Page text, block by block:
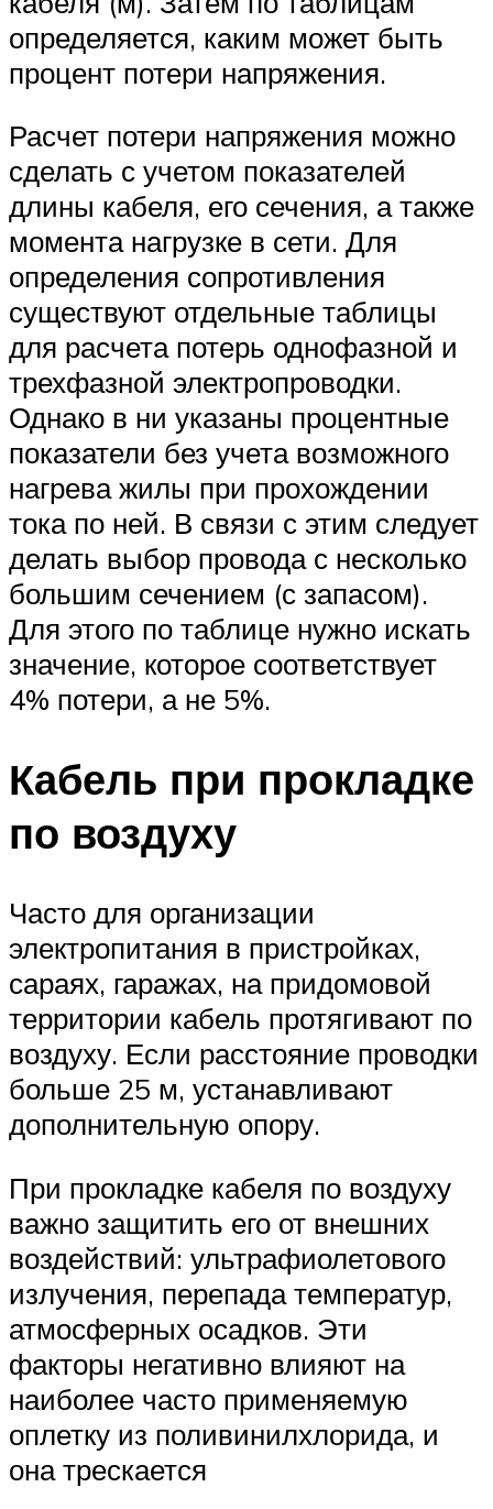
определяется, каким может быть
процент потери напряжения.
Расчет потери напряжения можно
сделать с учетом показателей
длины кабеля, его сечения, а также
момента нагрузке в сети. Для
определения сопротивления
существуют отдельные таблицы
для расчета потерь однофазной и
трехфазной электропроводки.
Однако в ни указаны процентные
показатели без учета возможного
нагрева жилы при прохождении
тока по ней. В связи с этим следует
делать выбор провода с несколько
большим сечением (с запасом).
Для этого по таблице нужно искать
значение, которое соответствует
4% потери, а не 5%.
Кабель при прокладке
по воздуху
Часто для организации
электропитания в пристройках,
сараях, гаражах, на придомовой
территории кабель протягивают по
воздуху. Если расстояние проводки
больше 25 м, устанавливают
дополнительную опору.
При прокладке кабеля по воздуху
важно защитить его от внешних
воздействий: ультрафиолетового
излучения, перепада температур,
атмосферных осадков. Эти
факторы негативно влияют на
наиболее часто применяемую
оплетку из поливинилхлорида, и
она трескается